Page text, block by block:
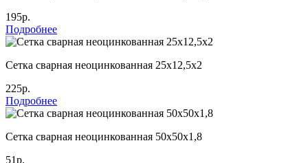
195р.
Подробнее
Сетка сварная неоцинкованная 25х12,5х2
225р.
Подробнее
Сетка сварная неоцинкованная 50х50х1,8
51р.